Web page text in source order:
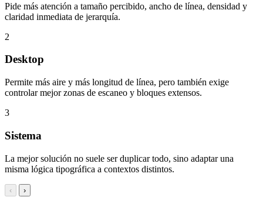
Pide más atención a tamaño percibido, ancho de línea, densidad y
claridad inmediata de jerarquía.
2
Desktop
Permite más aire y más longitud de línea, pero también exige
controlar mejor zonas de escaneo y bloques extensos.
3
Sistema
La mejor solución no suele ser duplicar todo, sino adaptar una
misma lógica tipográfica a contextos distintos.
‹ ›